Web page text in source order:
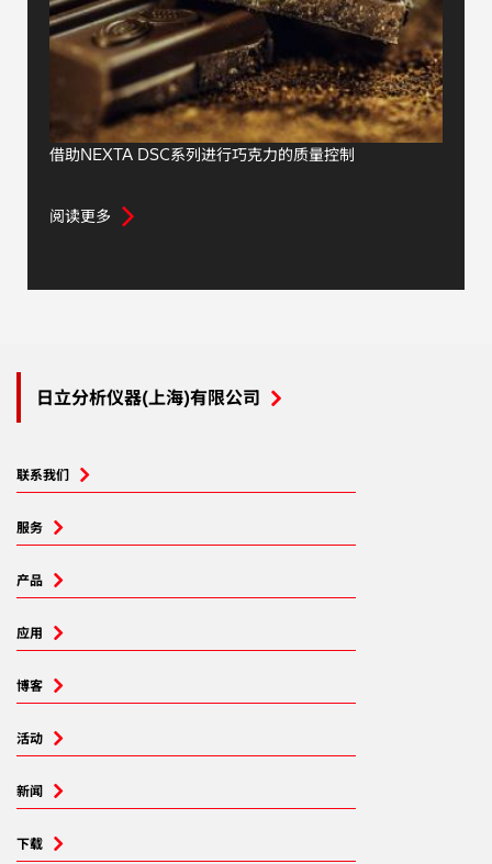
借助NEXTA DSC系列进行巧克力的质量控制
阅读更多
日立分析仪器(上海)有限公司
联系我们
服务
产品
应用
博客
活动
新闻
下载